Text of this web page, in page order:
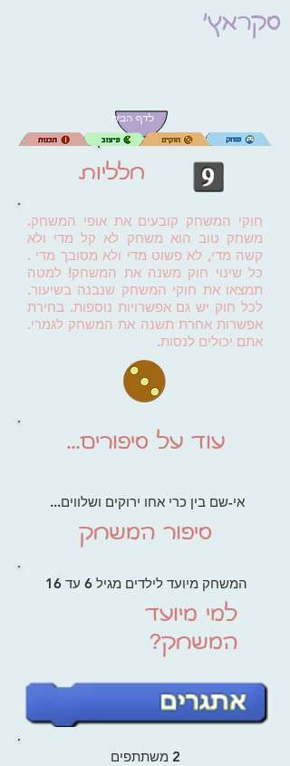
סקראץ'
לדף הבית
חלליות
חוקי המשחק קובעים את אופי המשחק.
משחק טוב הוא משחק לא קל מדי ולא
קשה מדי, לא פשוט מדי ולא מסובך מדי .
כל שינוי חוק משנה את המשחק! למטה
תמצאו את חוקי המשחק שנבנה בשיעור.
לכל חוק יש גם אפשרויות נוספות. בחירת
אפשרות אחרת תשנה את המשחק לגמרי.
אתם יכולים לנסות.
...עוד על סיפורים
אי-שם בין כרי אחו ירוקים ושלווים...
סיפור המשחק
המשחק מיועד לילדים מגיל 6 עד 16
למי מיועד
המשחק?
2 משתתפים